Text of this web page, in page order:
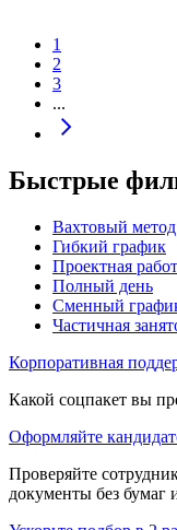
1
2
3
...
Быстрые
Вахтовый метод
Гибкий график
Проектная
Полный день
Сменный
Частичная
Корпоративная
Какой соцпакет вы
Оформляйте
Проверяйте
документы без бумаг